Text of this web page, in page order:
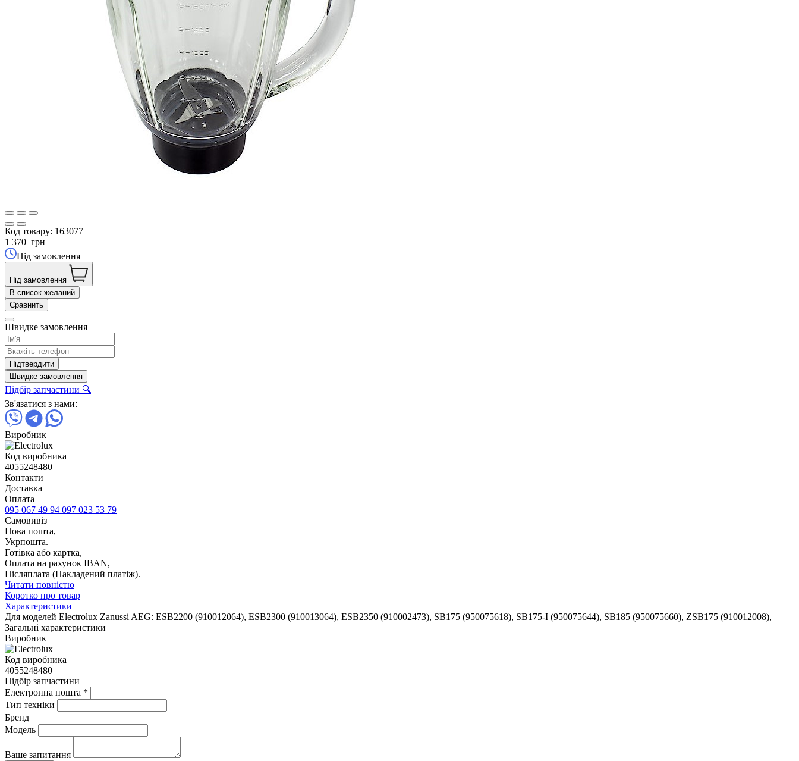
Код товару: 163077
1 370 грн
Під замовлення
Під замовлення
В список желаний
Сравнить
Швидке замовлення
Підтвердити
Швидке замовлення
Підбір запчастини 🔍
Зв'язатися з нами:
Виробник
Код виробника
4055248480
Контакти
Доставка
Оплата
095 067 49 94 097 023 53 79
Самовивіз
Нова пошта,
Укрпошта.
Готівка або картка,
Оплата на рахунок IBAN,
Післяплата (Накладений платіж).
Читати повністю
Коротко про товар
Характеристики
Для моделей Electrolux Zanussi AEG: ESB2200 (910012064), ESB2300 (910013064), ESB2350 (910002473), SB175 (950075618), SB175-I (950075644), SB185 (950075660), ZSB175 (910012008),
Загальні характеристики
Виробник
Код виробника
4055248480
Підбір запчастини
Електронна пошта *
Тип техніки
Бренд
Модель
Ваше запитання